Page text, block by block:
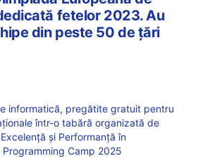
fetelor 2023. Au
din peste 50 de țări
informatică, pregătite gratuit pentru
într-o tabără organizată de
și Performanță în
Programming Camp 2025